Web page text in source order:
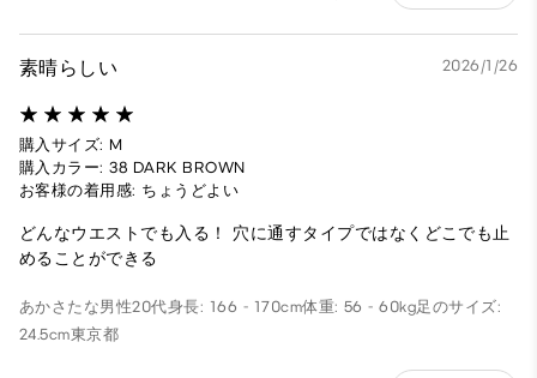
素晴らしい 2026/1/26
購入サイズ: M
購入カラー: 38 DARK BROWN
お客様の着用感: ちょうどよい
どんなウエストでも入る！ 穴に通すタイプではなくどこでも止
めることができる
あかさたな男性20代身長: 166 - 170cm体重: 56 - 60kg足のサイズ:
24.5cm東京都